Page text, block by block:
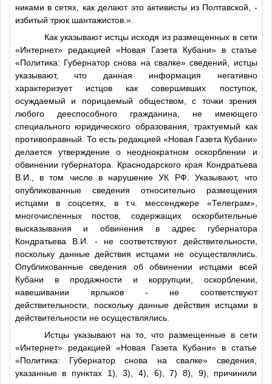
никами в сетях, как делают это активисты из Полтавской, -
избитый трюк шантажистов.».
Как указывают истцы исходя из размещенных в сети
«Интернет» редакцией «Новая Газета Кубани» в статье
«Политика: Губернатор снова на свалке» сведений, истцы
указывают, что данная информация негативно
характеризует истцов как совершивших поступок,
осуждаемый и порицаемый обществом, с точки зрения
любого дееспособного гражданина, не имеющего
специального юридического образования, трактуемый как
противоправный. То есть редакцией «Новая Газета Кубани»
делается утверждение о неоднократном оскорблении и
обвинении губернатора. Краснодарского края Кондратьева
В.И., в том числе в нарушение УК РФ. Указывают, что
опубликованные сведения относительно размещения
истцами в соцсетях, в т.ч. мессенджере «Телеграм»,
многочисленных постов, содержащих оскорбительные
высказывания и обвинения в адрес губернатора
Кондратьева В.И. - не соответствуют действительности,
поскольку данные действия истцами не осуществлялись.
Опубликованные сведения об обвинении истцами всей
Кубани в продажности и коррупции, оскорблении,
навешивании ярлыков - не соответствуют
действительности, поскольку данные действия истцами в
действительности не осуществлялись.
Истцы указывают на то, что размещенные в сети
«Интернет» редакцией «Новая Газета Кубани» в статье
«Политика: Губернатор снова на свалке» сведения,
указанные в пунктах 1), 3), 4), 6), 7) 8), 9), причинили